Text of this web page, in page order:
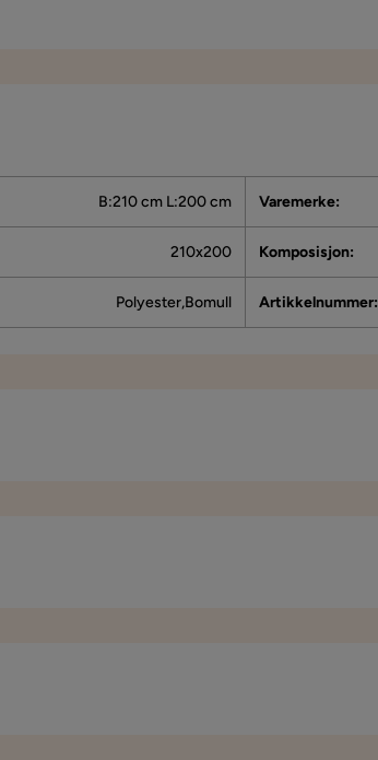
God pris, rask levering. Anbefales.
B:210 cm L:200 cm Varemerke:
210x200 Komposisjon:
Polyester,Bomull Artikkelnummer: